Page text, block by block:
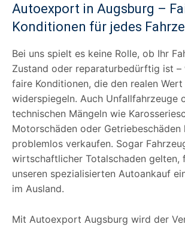
Autoexport in Augsburg –
Konditionen für jedes
Bei uns spielt es keine Rolle, ob Ihr
Zustand oder reparaturbedürftig ist –
faire Konditionen, die den realen Wert
widerspiegeln. Auch Unfallfahrzeuge
technischen Mängeln wie
Motorschäden oder Getriebeschäden
problemlos verkaufen. Sogar
wirtschaftlicher Totalschaden gelten,
unseren spezialisierten Autoankauf
im Ausland.
Mit Autoexport Augsburg wird der